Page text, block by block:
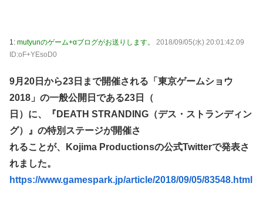
【画像】エチビデ女優さん、番組の企画でハッスルしすぎて
【ウマ娘】わたしの全力受け止めて♡ ←「またへんないき
ものがふえてる…」
【悲報】人気プロゲーマーと結婚したグラドル、息子の「自
閉スペクトラム症」診断にショックで泣く
海外「全部日本の真似だったのか…」 日本の普通のテレビ
番組が最新SNSの数十年先を行っていたと話題に
【ウマ娘】ジェンティル「そろそろ狩るわ...♥」
ぶり開幕白星！田中雄大は古巣に恩返しPK弾
1: mutyunのゲーム+αブログがお送りします。
2018/09/05(水) 20:01:42.09
ID:oF+YEsoD0
9月20日から23日まで開催される「東京ゲームショウ
2018」の一般公開日である23日（
日）に、『DEATH STRANDING（デス・ストランディン
グ）』の特別ステージが開催さ
れることが、Kojima Productionsの公式Twitterで発表さ
れました。
https://www.gamespark.jp/article/2018/09/05/83548.html